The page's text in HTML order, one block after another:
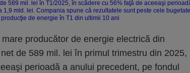
producător de energie electrică din
de 589 mil. lei în primul trimestru din 2025,
perioadă a anului precedent, pe fondul